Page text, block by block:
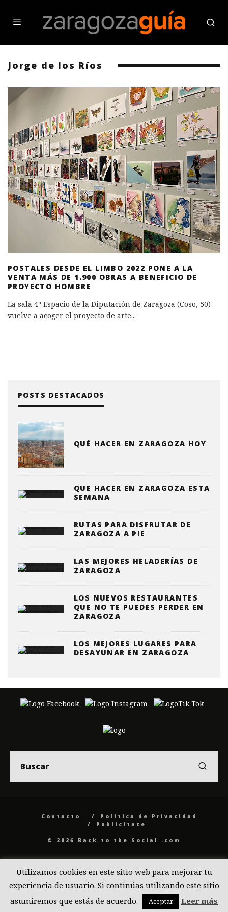
Jorge de los Ríos
POSTALES DESDE EL LIMBO 2022 PONE A LA
VENTA MÁS DE 1.900 OBRAS A BENEFICIO DE
PROYECTO HOMBRE
La sala 4º Espacio de la Diputación de Zaragoza (Coso, 50)
vuelve a acoger el proyecto de arte...
POSTS DESTACADOS
QUÉ HACER EN ZARAGOZA HOY
QUE HACER EN ZARAGOZA ESTA
SEMANA
RUTAS PARA DISFRUTAR DE
ZARAGOZA A PIE
LAS MEJORES HELADERÍAS DE
ZARAGOZA
LOS NUEVOS RESTAURANTES
QUE NO TE PUEDES PERDER EN
ZARAGOZA
LOS MEJORES LUGARES PARA
DESAYUNAR EN ZARAGOZA
Contacto
Politica de Privacidad
Publicítate
© 2026 Back to the Social .com
Utilizamos cookies en este sitio web para mejorar tu
experiencia de usuario. Si continúas utilizando este sitio
asumiremos que estás de acuerdo.
Aceptar Leer más